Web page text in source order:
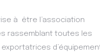
à être l’association
rassemblant toutes les